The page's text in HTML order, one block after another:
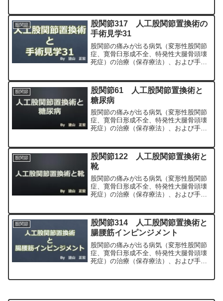
科専門医（人工関節手術を専門）の塗山
正宏が色々と説明します。
股関節
股関節317 人工股関節置換術の
手術見学31
股関節の痛みが出る病気（変形性股関節
症、寛骨臼形成不全、特発性大腿骨頭壊
死症）の治療（保存療法）、および手術
科専門医（人工関節手術を専門）の塗山
正宏が色々と説明します。
股関節
股関節61 人工股関節置換術と
糖尿病
股関節の痛みが出る病気（変形性股関節
症、寛骨臼形成不全、特発性大腿骨頭壊
死症）の治療（保存療法）、および手術
科専門医（人工関節手術を専門）の塗山
正宏が色々と説明します。
股関節
股関節122 人工股関節置換術と
靴
股関節の痛みが出る病気（変形性股関節
症、寛骨臼形成不全、特発性大腿骨頭壊
死症）の治療（保存療法）、および手術
科専門医（人工関節手術を専門）の塗山
正宏が色々と説明します。
股関節
股関節314 人工股関節置換術と
腸腰筋インピンジメント
股関節の痛みが出る病気（変形性股関節
症、寛骨臼形成不全、特発性大腿骨頭壊
死症）の治療（保存療法）、および手術